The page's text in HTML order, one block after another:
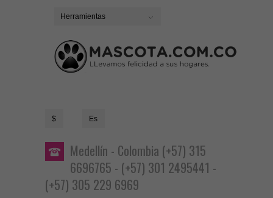
Herramientas
$ Es
Medellín - Colombia (+57) 315
6696765 - (+57) 301 2495441 -
(+57) 305 229 6969